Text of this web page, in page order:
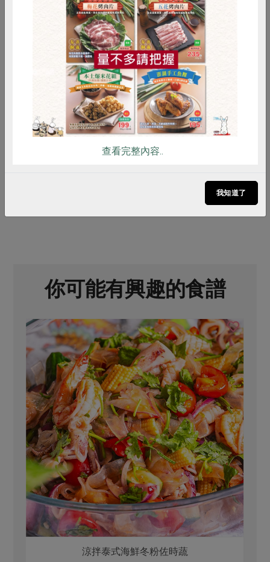
原文刊登於 2023年07月230期
一日體驗！站務工作面面觀
你可能有興趣的食譜
涼拌泰式海鮮冬粉佐時蔬
RPET 食譜 減硝酸鹽
雞蛋 食安 共同購買
查看完整內容..
我知道了